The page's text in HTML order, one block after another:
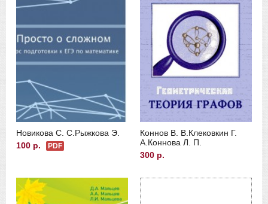
Новикова С. С. Рыжкова Э.
100 р.
PDF
Коннов В. В. Клековкин Г.
А. Коннова Л. П.
300 р.